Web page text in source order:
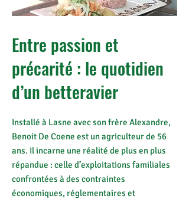
Entre passion et
précarité : le quotidien
d’un betteravier
Installé à Lasne avec son frère Alexandre,
Benoit De Coene est un agriculteur de 56
ans. Il incarne une réalité de plus en plus
répandue : celle d’exploitations familiales
confrontées à des contraintes
économiques, réglementaires et